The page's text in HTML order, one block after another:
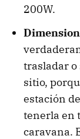
200W.
trasladar o
sitio,
estación
tenerla en
caravana.